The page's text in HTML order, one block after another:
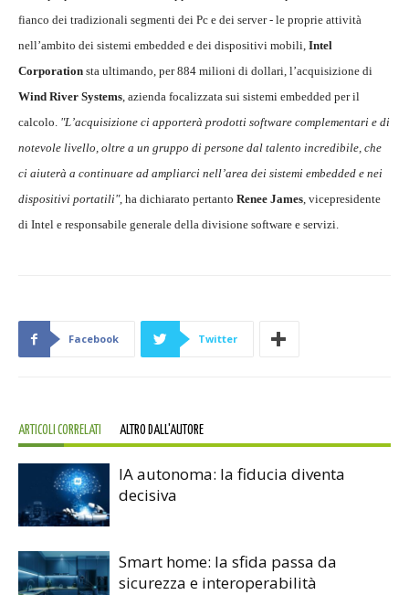
fianco dei tradizionali segmenti dei Pc e dei server - le proprie attività
nell’ambito dei sistemi embedded e dei dispositivi mobili, Intel
Corporation sta ultimando, per 884 milioni di dollari, l’acquisizione di
Wind River Systems, azienda focalizzata sui sistemi embedded per il
calcolo. "L’acquisizione ci apporterà prodotti software complementari e di
notevole livello, oltre a un gruppo di persone dal talento incredibile, che
ci aiuterà a continuare ad ampliarci nell’area dei sistemi embedded e nei
dispositivi portatili", ha dichiarato pertanto Renee James, vicepresidente
di Intel e responsabile generale della divisione software e servizi.
Facebook Twitter
ARTICOLI CORRELATI ALTRO DALL'AUTORE
IA autonoma: la fiducia diventa
decisiva
Smart home: la sfida passa da
sicurezza e interoperabilità